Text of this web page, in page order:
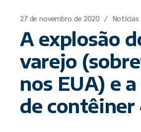
27 de novembro de 2020 Notícias
A explosão
varejo
nos EUA) e
de contêiner